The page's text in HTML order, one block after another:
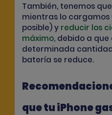
También, tenemos
mientras lo
posible) y reducir los
máximo, debido a
determinada
batería se reduce.
que tu iPhone